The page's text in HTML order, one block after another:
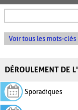
Voir tous les mots-clés
DÉROULEMENT DE
Sporadiques